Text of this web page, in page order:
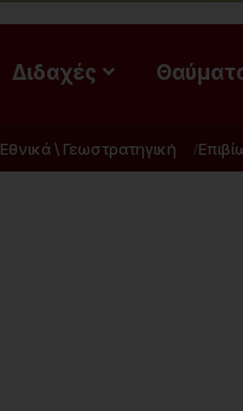
Διδαχές
Εθνικά \ Γεωστρατηγική